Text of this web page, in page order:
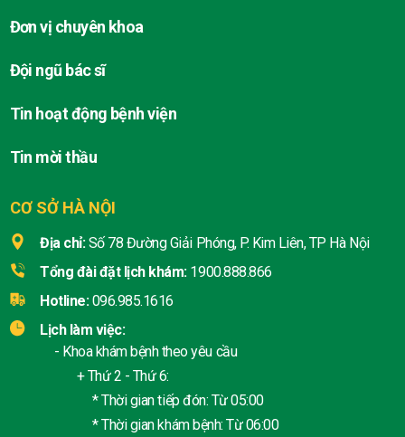
CƠ SỞ HÀ NỘI
Địa chỉ: Số 78 Đường Giải Phóng, P. Kim Liên, TP Hà Nội
Tổng đài đặt lịch khám: 1900.888.866
Hotline: 096.985.1616
Lịch làm việc:
- Khoa khám bệnh theo yêu cầu
+ Thứ 2 - Thứ 6:
* Thời gian tiếp đón: Từ 05:00
* Thời gian khám bệnh: Từ 06:00
Đơn vị chuyên khoa
Đội ngũ bác sĩ
Tin hoạt động bệnh viện
Tin mời thầu